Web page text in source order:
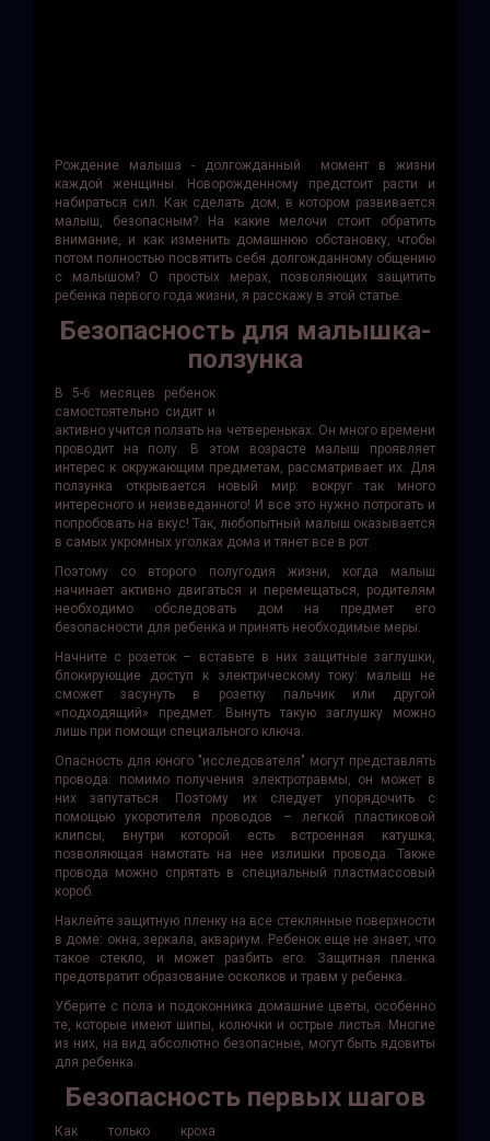
Рождение малыша - долгожданный момент в жизни
каждой женщины. Новорожденному предстоит расти и
набираться сил. Как сделать дом, в котором развивается
малыш, безопасным? На какие мелочи стоит обратить
внимание, и как изменить домашнюю обстановку, чтобы
потом полностью посвятить себя долгожданному общению
с малышом? О простых мерах, позволяющих защитить
ребенка первого года жизни, я расскажу в этой статье.
Безопасность для малышка-
ползунка
В 5-6 месяцев ребенок
самостоятельно сидит и
активно учится ползать на четвереньках. Он много времени
проводит на полу. В этом возрасте малыш проявляет
интерес к окружающим предметам, рассматривает их. Для
ползунка открывается новый мир: вокруг так много
интересного и неизведанного! И все это нужно потрогать и
попробовать на вкус! Так, любопытный малыш оказывается
в самых укромных уголках дома и тянет все в рот.
Поэтому со второго полугодия жизни, когда малыш
начинает активно двигаться и перемещаться, родителям
необходимо обследовать дом на предмет его
безопасности для ребенка и принять необходимые меры.
Начните с розеток – вставьте в них защитные заглушки,
блокирующие доступ к электрическому току: малыш не
сможет засунуть в розетку пальчик или другой
«подходящий» предмет. Вынуть такую заглушку можно
лишь при помощи специального ключа.
Опасность для юного "исследователя" могут представлять
провода: помимо получения электротравмы, он может в
них запутаться. Поэтому их следует упорядочить с
помощью укоротителя проводов – легкой пластиковой
клипсы, внутри которой есть встроенная катушка,
позволяющая намотать на нее излишки провода. Также
провода можно спрятать в специальный пластмассовый
короб.
Наклейте защитную пленку на все стеклянные поверхности
в доме: окна, зеркала, аквариум. Ребенок еще не знает, что
такое стекло, и может разбить его. Защитная пленка
предотвратит образование осколков и травм у ребенка.
Уберите с пола и подоконника домашние цветы, особенно
те, которые имеют шипы, колючки и острые листья. Многие
из них, на вид абсолютно безопасные, могут быть ядовиты
для ребенка.
Безопасность первых шагов
Как только кроха